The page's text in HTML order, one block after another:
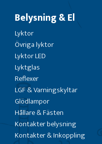
Belysning & El
Lyktor
Övriga lyktor
Lyktor LED
Lyktglas
Reflexer
LGF & Varningskyltar
Glödlampor
Hållare & Fästen
Kontakter belysning
Kontakter & Inkoppling